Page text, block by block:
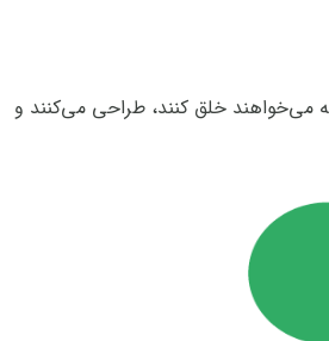
می‌خواهند خلق کنند، طراحی می‌کنند و